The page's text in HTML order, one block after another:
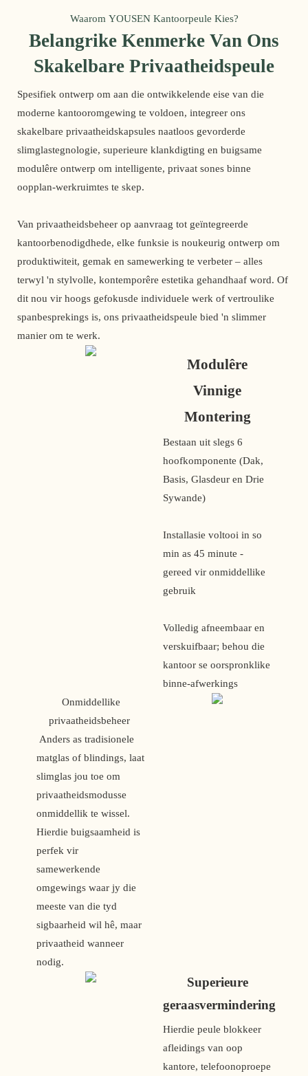
Waarom YOUSEN Kantoorpeule Kies?
Belangrike Kenmerke Van Ons
Skakelbare Privaatheidspeule
Spesifiek ontwerp om aan die ontwikkelende eise van die
moderne kantooromgewing te voldoen, integreer ons
skakelbare privaatheidskapsules naatloos gevorderde
slimglastegnologie, superieure klankdigting en buigsame
modulêre ontwerp om intelligente, privaat sones binne
oopplan-werkruimtes te skep.
Van privaatheidsbeheer op aanvraag tot geïntegreerde
kantoorbenodigdhede, elke funksie is noukeurig ontwerp om
produktiwiteit, gemak en samewerking te verbeter – alles
terwyl 'n stylvolle, kontemporêre estetika gehandhaaf word. Of
dit nou vir hoogs gefokusde individuele werk of vertroulike
spanbesprekings is, ons privaatheidspeule bied 'n slimmer
manier om te werk.
Modulêre
Vinnige
Montering
Bestaan ​​uit slegs 6
hoofkomponente (Dak,
Basis, Glasdeur en Drie
Sywande)
Installasie voltooi in so
min as 45 minute -
gereed vir onmiddellike
gebruik
Volledig afneembaar en
verskuifbaar; behou die
kantoor se oorspronklike
binne-afwerkings
privaatheidsbeheer
Anders as tradisionele
matglas of blindings, laat
slimglas jou toe om
privaatheidsmodusse
onmiddellik te wissel.
Hierdie buigsaamheid is
perfek vir
samewerkende
omgewings waar jy die
meeste van die tyd
sigbaarheid wil hê, maar
privaatheid wanneer
nodig.
Superieure
geraasvermindering
Hierdie peule blokkeer
afleidings van oop
kantore, telefoonoproepe